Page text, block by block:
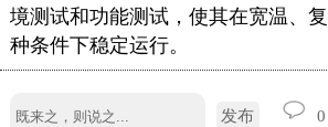
境测试和功能测试，使其在宽温、
种条件下稳定运行。
发布 0